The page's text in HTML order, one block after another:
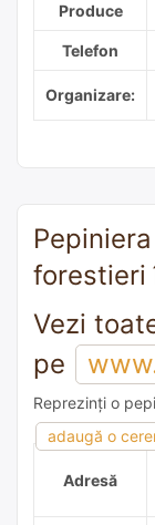
Produce
Telefon
Organizare:
forestieri
Vezi
pe
Reprezinți o
adaugă o
adaugă o
Adresă